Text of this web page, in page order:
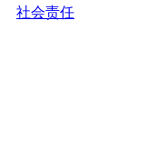
社会责任